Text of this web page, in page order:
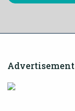
Advertisement